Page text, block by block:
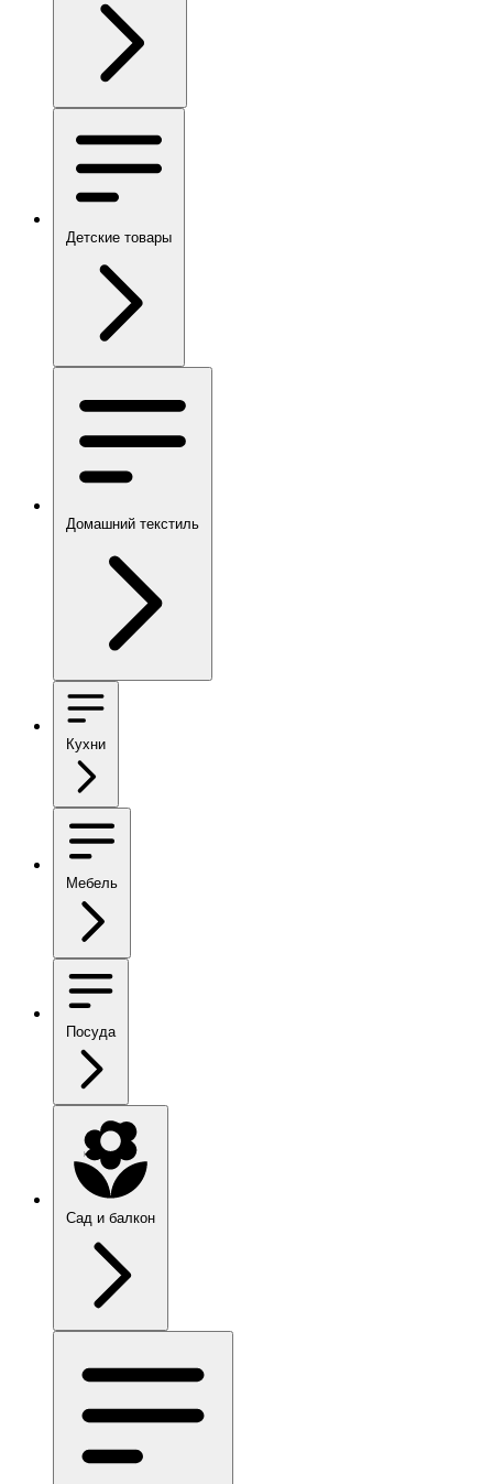
Детские товары
Домашний текстиль
Кухни
Мебель
Посуда
Сад и балкон